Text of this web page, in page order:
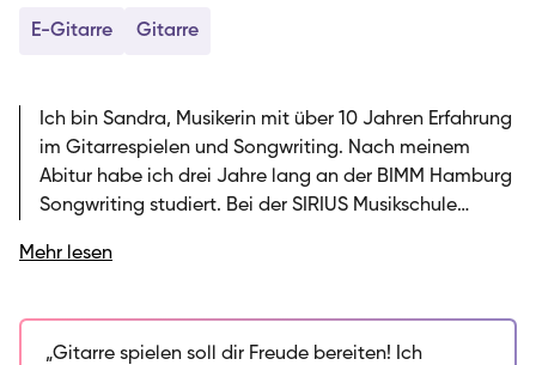
E-Gitarre Gitarre
Ich bin Sandra, Musikerin mit über 10 Jahren Erfahrung
im Gitarrespielen und Songwriting. Nach meinem
Abitur habe ich drei Jahre lang an der BIMM Hamburg
Songwriting studiert. Bei der SIRIUS Musikschule
Altersklassen und es macht mir große Freude, die
Schüler in den Mittelpunkt zu stellen. Mein
Unterrichtsziel ist es, dass du beim Gitarre spielen
Mehr lesen
„Gitarre spielen soll dir Freude bereiten! Ich